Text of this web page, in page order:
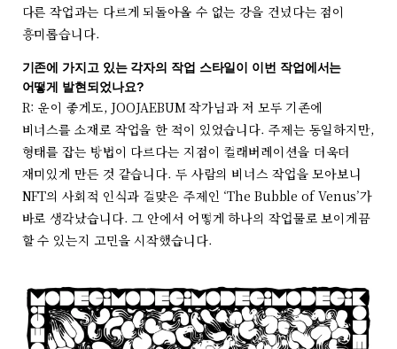
다른 작업과는 다르게 되돌아올 수 없는 강을 건넜다는 점이
흥미롭습니다.
기존에 가지고 있는 각자의 작업 스타일이 이번 작업에서는
어떻게 발현되었나요?
R: 운이 좋게도, JOOJAEBUM 작가님과 저 모두 기존에
비너스를 소재로 작업을 한 적이 있었습니다. 주제는 동일하지만,
형태를 잡는 방법이 다르다는 지점이 컬래버레이션을 더욱더
재미있게 만든 것 같습니다. 두 사람의 비너스 작업을 모아보니
NFT의 사회적 인식과 걸맞은 주제인 ‘The Bubble of Venus’가
바로 생각났습니다. 그 안에서 어떻게 하나의 작업물로 보이게끔
할 수 있는지 고민을 시작했습니다.